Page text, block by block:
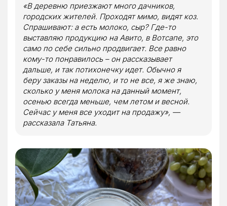
«В деревню приезжают много дачников,
городских жителей. Проходят мимо, видят коз.
Спрашивают: а есть молоко, сыр? Где-то
выставляю продукцию на Авито, в Вотсапе, это
само по себе сильно продвигает. Все равно
кому-то понравилось – он рассказывает
дальше, и так потихонечку идет. Обычно я
беру заказы на неделю, и то не все, я же знаю,
сколько у меня молока на данный момент,
осенью всегда меньше, чем летом и весной.
Сейчас у меня все уходит на продажу», —
рассказала Татьяна.